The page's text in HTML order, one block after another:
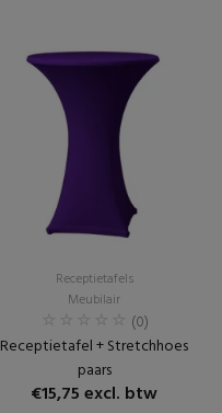
Receptietafels
Meubilair
(0)
Receptietafel + Stretchhoes
paars
€15,75 excl. btw